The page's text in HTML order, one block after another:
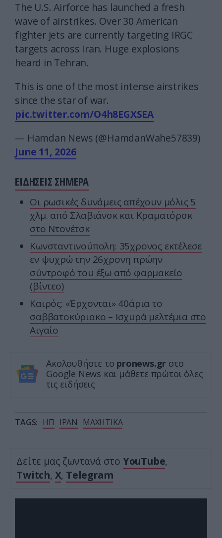
The U.S. Airforce has launched a fresh
wave of airstrikes. Over 30 American
fighter jets are currently targeting IRGC
targets across Iran. Huge explosions
heard in Tehran.
This is one of the most intense airstrikes
since the star of war.
pic.twitter.com/O4h8EGXSEA
— Hamdan News (@HamdanWahe57839)
June 11, 2026
ΕΙΔΗΣΕΙΣ ΣΗΜΕΡΑ
Οι ρωσικές δυνάμεις απέχουν μόλις 5
χλμ. από Σλαβιάνσκ και Κραματόρσκ
στο Ντονέτσκ
Κωνσταντινούπολη: 35χρονος εκτέλεσε
εν ψυχρώ την 26χρονη πρώην
σύντροφό του έξω από φαρμακείο
(βίντεο)
Καιρός: «Έρχονται» 40άρια το
σαββατοκύριακο – Ισχυρά μελτέμια στο
Αιγαίο
Ακολουθήστε το pronews.gr στο
Google News και μάθετε πρώτοι όλες
τις ειδήσεις
TAGS: ΗΠ ΙΡΑΝ ΜΑΧΗΤΙΚΑ
Δείτε μας ζωντανά στο YouTube,
Twitch, X, Telegram